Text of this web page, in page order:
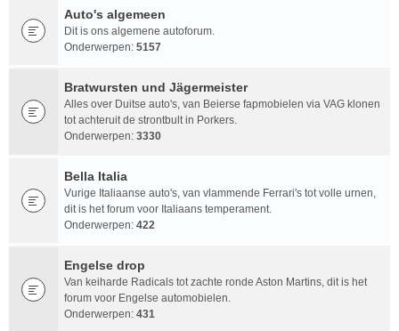
Auto's algemeen
Dit is ons algemene autoforum.
Onderwerpen: 5157
Bratwursten und Jägermeister
Alles over Duitse auto's, van Beierse fapmobielen via VAG klonen
tot achteruit de strontbult in Porkers.
Onderwerpen: 3330
Bella Italia
Vurige Italiaanse auto's, van vlammende Ferrari's tot volle urnen,
dit is het forum voor Italiaans temperament.
Onderwerpen: 422
Engelse drop
Van keiharde Radicals tot zachte ronde Aston Martins, dit is het
forum voor Engelse automobielen.
Onderwerpen: 431